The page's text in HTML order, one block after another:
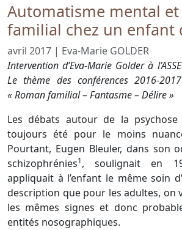
Automatisme mental
familial chez un enfant
avril 2017 | Eva-Marie GOLDER
Intervention d’Eva-Marie Golder à
Le thème des conférences 2016-
« Roman familial – Fantasme – Délire »
Les débats autour de la psychose
toujours été pour le moins
Pourtant, Eugen Bleuler, dans son
schizophrénies1, soulignait en
appliquait à l’enfant le même soin
description que pour les adultes, on
les mêmes signes et donc
entités nosographiques.